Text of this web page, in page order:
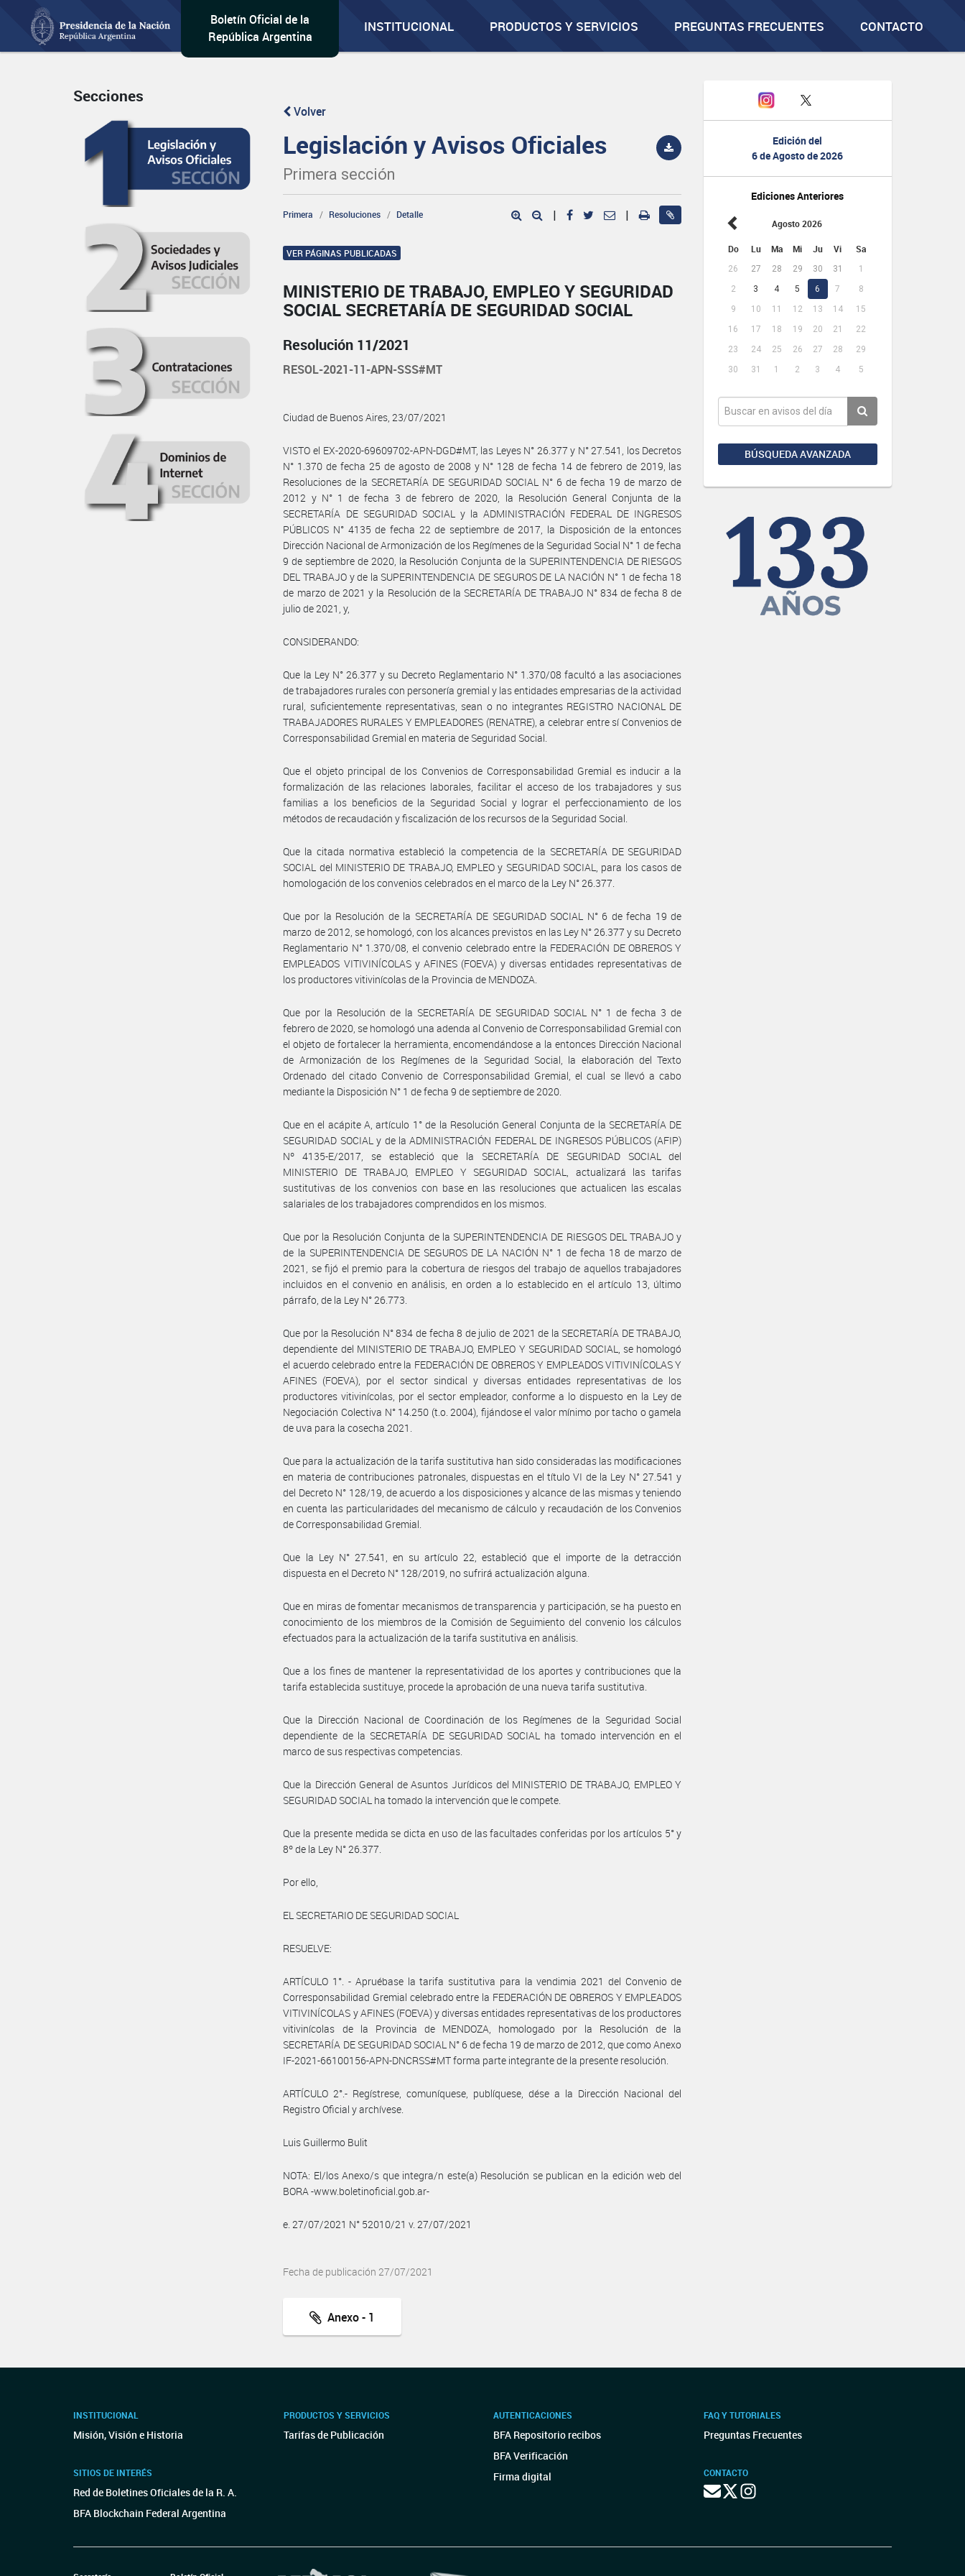
Boletín Oficial de la
República Argentina
INSTITUCIONAL PRODUCTOS Y SERVICIOS PREGUNTAS FRECUENTES CONTACTO
Edición del
6 de Agosto de 2026
Ediciones Anteriores
Agosto 2026
Do Lu Ma Mi Ju Vi Sa
26 27 28 29 30 31
1
2
3 4 5 6 7
8
9
10 11 12 13 14
15
16
17 18 19 20 21
22
23
24 25 26 27 28
29
30
31 1 2 3 4 5
BÚSQUEDA AVANZADA
Secciones
Volver
Legislación y Avisos Oficiales
Primera sección
Primera Resoluciones Detalle | |
VER PÁGINAS PUBLICADAS
MINISTERIO DE TRABAJO, EMPLEO Y SEGURIDAD
SOCIAL SECRETARÍA DE SEGURIDAD SOCIAL
Resolución 11/2021
RESOL-2021-11-APN-SSS#MT
Ciudad de Buenos Aires, 23/07/2021
VISTO el EX-2020-69609702-APN-DGD#MT, las Leyes N° 26.377 y N° 27.541, los Decretos
N° 1.370 de fecha 25 de agosto de 2008 y N° 128 de fecha 14 de febrero de 2019, las
Resoluciones de la SECRETARÍA DE SEGURIDAD SOCIAL N° 6 de fecha 19 de marzo de
2012 y N° 1 de fecha 3 de febrero de 2020, la Resolución General Conjunta de la
SECRETARÍA DE SEGURIDAD SOCIAL y la ADMINISTRACIÓN FEDERAL DE INGRESOS
PÚBLICOS N° 4135 de fecha 22 de septiembre de 2017, la Disposición de la entonces
Dirección Nacional de Armonización de los Regímenes de la Seguridad Social N° 1 de fecha
9 de septiembre de 2020, la Resolución Conjunta de la SUPERINTENDENCIA DE RIESGOS
DEL TRABAJO y de la SUPERINTENDENCIA DE SEGUROS DE LA NACIÓN N° 1 de fecha 18
de marzo de 2021 y la Resolución de la SECRETARÍA DE TRABAJO N° 834 de fecha 8 de
julio de 2021, y,
CONSIDERANDO:
Que la Ley N° 26.377 y su Decreto Reglamentario N° 1.370/08 facultó a las asociaciones
de trabajadores rurales con personería gremial y las entidades empresarias de la actividad
rural, suficientemente representativas, sean o no integrantes REGISTRO NACIONAL DE
TRABAJADORES RURALES Y EMPLEADORES (RENATRE), a celebrar entre sí Convenios de
Corresponsabilidad Gremial en materia de Seguridad Social.
Que el objeto principal de los Convenios de Corresponsabilidad Gremial es inducir a la
formalización de las relaciones laborales, facilitar el acceso de los trabajadores y sus
familias a los beneficios de la Seguridad Social y lograr el perfeccionamiento de los
métodos de recaudación y fiscalización de los recursos de la Seguridad Social.
Que la citada normativa estableció la competencia de la SECRETARÍA DE SEGURIDAD
SOCIAL del MINISTERIO DE TRABAJO, EMPLEO y SEGURIDAD SOCIAL, para los casos de
homologación de los convenios celebrados en el marco de la Ley N° 26.377.
Que por la Resolución de la SECRETARÍA DE SEGURIDAD SOCIAL N° 6 de fecha 19 de
marzo de 2012, se homologó, con los alcances previstos en las Ley N° 26.377 y su Decreto
Reglamentario N° 1.370/08, el convenio celebrado entre la FEDERACIÓN DE OBREROS Y
EMPLEADOS VITIVINÍCOLAS y AFINES (FOEVA) y diversas entidades representativas de
los productores vitivinícolas de la Provincia de MENDOZA.
Que por la Resolución de la SECRETARÍA DE SEGURIDAD SOCIAL N° 1 de fecha 3 de
febrero de 2020, se homologó una adenda al Convenio de Corresponsabilidad Gremial con
el objeto de fortalecer la herramienta, encomendándose a la entonces Dirección Nacional
de Armonización de los Regímenes de la Seguridad Social, la elaboración del Texto
Ordenado del citado Convenio de Corresponsabilidad Gremial, el cual se llevó a cabo
mediante la Disposición N° 1 de fecha 9 de septiembre de 2020.
Que en el acápite A, artículo 1° de la Resolución General Conjunta de la SECRETARÍA DE
SEGURIDAD SOCIAL y de la ADMINISTRACIÓN FEDERAL DE INGRESOS PÚBLICOS (AFIP)
Nº 4135-E/2017, se estableció que la SECRETARÍA DE SEGURIDAD SOCIAL del
MINISTERIO DE TRABAJO, EMPLEO Y SEGURIDAD SOCIAL, actualizará las tarifas
sustitutivas de los convenios con base en las resoluciones que actualicen las escalas
salariales de los trabajadores comprendidos en los mismos.
Que por la Resolución Conjunta de la SUPERINTENDENCIA DE RIESGOS DEL TRABAJO y
de la SUPERINTENDENCIA DE SEGUROS DE LA NACIÓN N° 1 de fecha 18 de marzo de
2021, se fijó el premio para la cobertura de riesgos del trabajo de aquellos trabajadores
incluidos en el convenio en análisis, en orden a lo establecido en el artículo 13, último
párrafo, de la Ley N° 26.773.
Que por la Resolución N° 834 de fecha 8 de julio de 2021 de la SECRETARÍA DE TRABAJO,
dependiente del MINISTERIO DE TRABAJO, EMPLEO Y SEGURIDAD SOCIAL, se homologó
el acuerdo celebrado entre la FEDERACIÓN DE OBREROS Y EMPLEADOS VITIVINÍCOLAS Y
AFINES (FOEVA), por el sector sindical y diversas entidades representativas de los
productores vitivinícolas, por el sector empleador, conforme a lo dispuesto en la Ley de
Negociación Colectiva N° 14.250 (t.o. 2004), fijándose el valor mínimo por tacho o gamela
de uva para la cosecha 2021.
Que para la actualización de la tarifa sustitutiva han sido consideradas las modificaciones
en materia de contribuciones patronales, dispuestas en el título VI de la Ley N° 27.541 y
del Decreto N° 128/19, de acuerdo a los disposiciones y alcance de las mismas y teniendo
en cuenta las particularidades del mecanismo de cálculo y recaudación de los Convenios
de Corresponsabilidad Gremial.
Que la Ley N° 27.541, en su artículo 22, estableció que el importe de la detracción
dispuesta en el Decreto N° 128/2019, no sufrirá actualización alguna.
Que en miras de fomentar mecanismos de transparencia y participación, se ha puesto en
conocimiento de los miembros de la Comisión de Seguimiento del convenio los cálculos
efectuados para la actualización de la tarifa sustitutiva en análisis.
Que a los fines de mantener la representatividad de los aportes y contribuciones que la
tarifa establecida sustituye, procede la aprobación de una nueva tarifa sustitutiva.
Que la Dirección Nacional de Coordinación de los Regímenes de la Seguridad Social
dependiente de la SECRETARÍA DE SEGURIDAD SOCIAL ha tomado intervención en el
marco de sus respectivas competencias.
Que la Dirección General de Asuntos Jurídicos del MINISTERIO DE TRABAJO, EMPLEO Y
SEGURIDAD SOCIAL ha tomado la intervención que le compete.
Que la presente medida se dicta en uso de las facultades conferidas por los artículos 5° y
8º de la Ley N° 26.377.
Por ello,
EL SECRETARIO DE SEGURIDAD SOCIAL
RESUELVE:
ARTÍCULO 1°. - Apruébase la tarifa sustitutiva para la vendimia 2021 del Convenio de
Corresponsabilidad Gremial celebrado entre la FEDERACIÓN DE OBREROS Y EMPLEADOS
VITIVINÍCOLAS y AFINES (FOEVA) y diversas entidades representativas de los productores
vitivinícolas de la Provincia de MENDOZA, homologado por la Resolución de la
SECRETARÍA DE SEGURIDAD SOCIAL N° 6 de fecha 19 de marzo de 2012, que como Anexo
IF-2021-66100156-APN-DNCRSS#MT forma parte integrante de la presente resolución.
ARTÍCULO 2°.- Regístrese, comuníquese, publíquese, dése a la Dirección Nacional del
Registro Oficial y archívese.
Luis Guillermo Bulit
NOTA: El/los Anexo/s que integra/n este(a) Resolución se publican en la edición web del
BORA -www.boletinoficial.gob.ar-
e. 27/07/2021 N° 52010/21 v. 27/07/2021
Fecha de publicación 27/07/2021
Anexo - 1
INSTITUCIONAL
Misión, Visión e Historia
SITIOS DE INTERÉS
Red de Boletines Oficiales de la R. A.
BFA Blockchain Federal Argentina
PRODUCTOS Y SERVICIOS
Tarifas de Publicación
AUTENTICACIONES
BFA Repositorio recibos
BFA Verificación
Firma digital
FAQ Y TUTORIALES
Preguntas Frecuentes
CONTACTO